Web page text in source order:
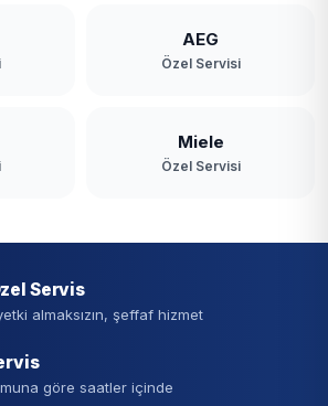
AEG
Özel Servisi
Miele
Özel Servisi
Servis
almaksızın, şeffaf hizmet
göre saatler içinde